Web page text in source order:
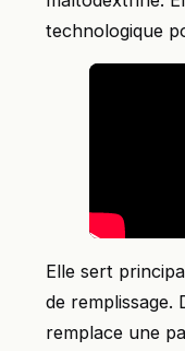
technologique
Elle sert
de remplissage.
remplace une